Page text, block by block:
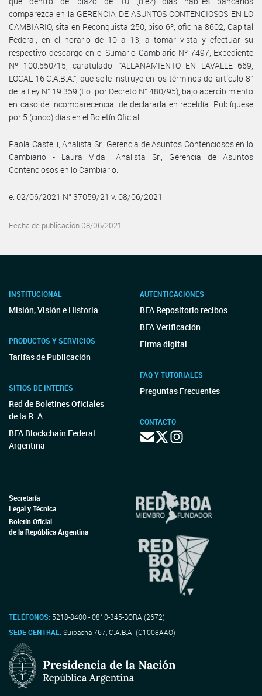
comparezca en la GERENCIA DE ASUNTOS CONTENCIOSOS EN LO
CAMBIARIO, sita en Reconquista 250, piso 6º, oficina 8602, Capital
Federal, en el horario de 10 a 13, a tomar vista y efectuar su
respectivo descargo en el Sumario Cambiario Nº 7497, Expediente
Nº 100.550/15, caratulado: “ALLANAMIENTO EN LAVALLE 669,
LOCAL 16 C.A.B.A.”, que se le instruye en los términos del artículo 8°
de la Ley N° 19.359 (t.o. por Decreto N° 480/95), bajo apercibimiento
en caso de incomparecencia, de declararla en rebeldía. Publíquese
por 5 (cinco) días en el Boletín Oficial.
Paola Castelli, Analista Sr., Gerencia de Asuntos Contenciosos en lo
Cambiario - Laura Vidal, Analista Sr., Gerencia de Asuntos
Contenciosos en lo Cambiario.
e. 02/06/2021 N° 37059/21 v. 08/06/2021
Fecha de publicación 08/06/2021
INSTITUCIONAL
Misión, Visión e Historia
PRODUCTOS Y SERVICIOS
Tarifas de Publicación
SITIOS DE INTERÉS
Red de Boletines Oficiales
de la R. A.
BFA Blockchain Federal
Argentina
AUTENTICACIONES
BFA Repositorio recibos
BFA Verificación
Firma digital
FAQ Y TUTORIALES
Preguntas Frecuentes
CONTACTO
Secretaría
Legal y Técnica
Boletín Oficial
de la República Argentina
TELÉFONOS: 5218-8400 - 0810-345-BORA (2672)
SEDE CENTRAL:Suipacha 767, C.A.B.A. (C1008AAO)